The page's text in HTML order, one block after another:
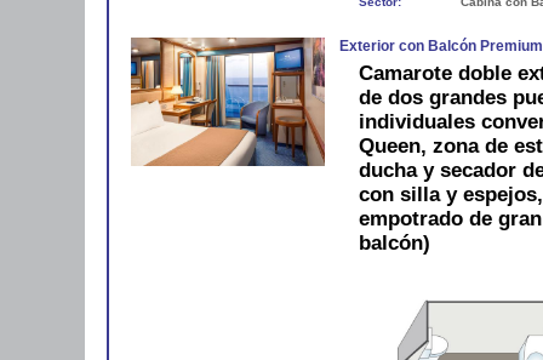
Exterior con Balcón
Camarote doble
de dos grandes
individuales
Queen, zona de
ducha y secador
con silla y
empotrado de
balcón)